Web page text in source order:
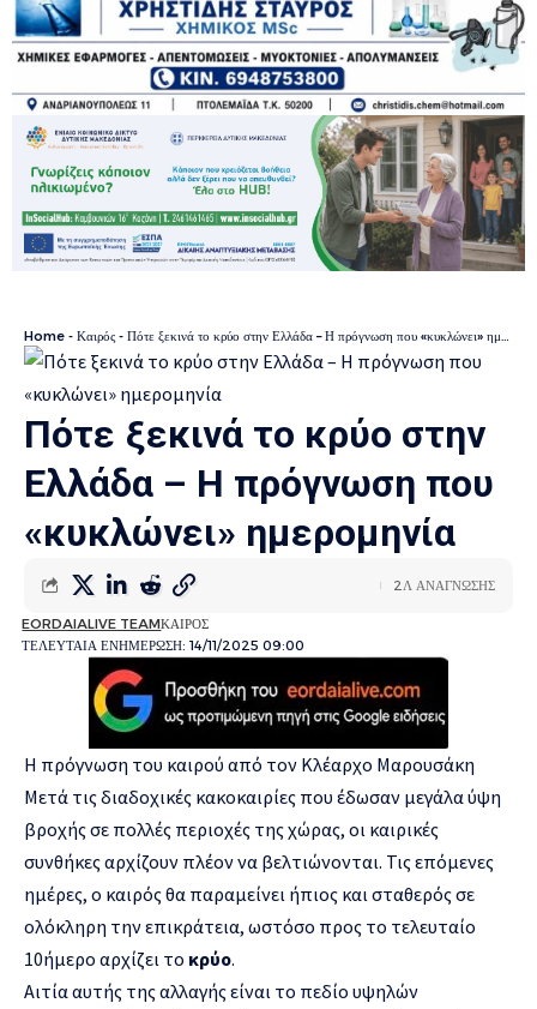
Home - Καιρός - Πότε ξεκινά το κρύο στην Ελλάδα – Η πρόγνωση που «κυκλώνει» ημερομηνία
Πότε ξεκινά το κρύο στην
Ελλάδα – Η πρόγνωση που
«κυκλώνει» ημερομηνία
ΤΕΛΕΥΤΑΙΑ ΕΝΗΜΕΡΩΣΗ: 14/11/2025 09:00
EORDAIALIVE TEAMΚΑΙΡΟΣ
2Λ ΑΝΑΓΝΩΣΗΣ
Η πρόγνωση του καιρού από τον Κλέαρχο Μαρουσάκη
Μετά τις διαδοχικές κακοκαιρίες που έδωσαν μεγάλα ύψη
βροχής σε πολλές περιοχές της χώρας, οι καιρικές
συνθήκες αρχίζουν πλέον να βελτιώνονται. Τις επόμενες
ημέρες, ο καιρός θα παραμείνει ήπιος και σταθερός σε
ολόκληρη την επικράτεια, ωστόσο προς το τελευταίο
10ήμερο αρχίζει το κρύο.
Αιτία αυτής της αλλαγής είναι το πεδίο υψηλών